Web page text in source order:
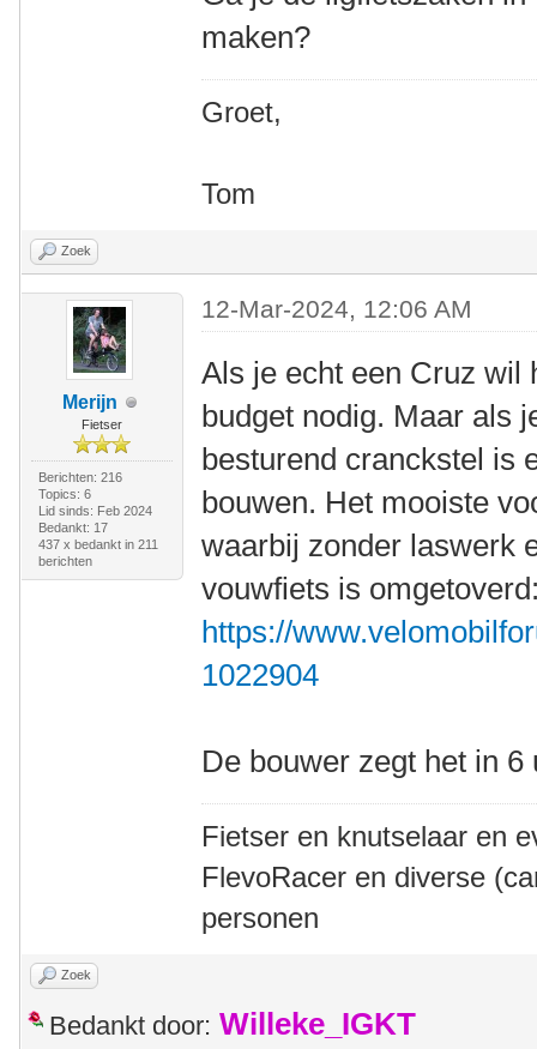
maken?
Groet,
Tom
Zoek
Merijn
Fietser
Berichten: 216
Topics: 6
Lid sinds: Feb 2024
Bedankt: 17
437 x bedankt in 211
berichten
12-Mar-2024, 12:06 AM
Als je echt een Cruz wil
budget nodig. Maar als
besturend cranckstel is
bouwen. Het mooiste
waarbij zonder laswerk
vouwfiets is
https://
1022904
De bouwer zegt het in
Fietser en knutselaar en
FlevoRacer en diverse
personen
Zoek
Bedankt door: Willeke_IGKT